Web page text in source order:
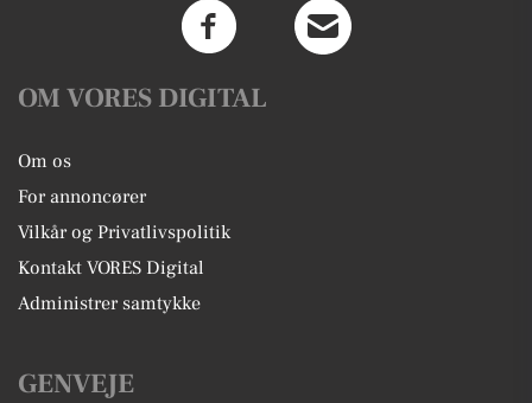
OM VORES DIGITAL
Om os
For annoncører
Vilkår og Privatlivspolitik
Kontakt VORES Digital
Administrer samtykke
GENVEJE